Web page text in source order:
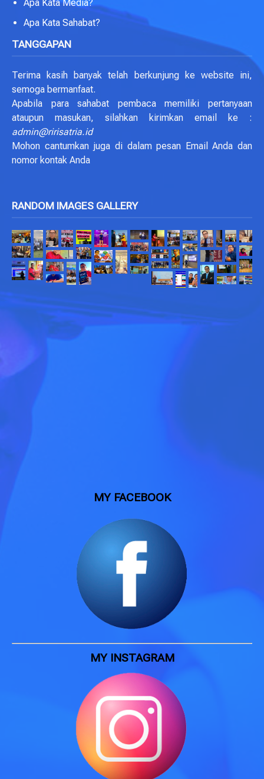
Apa Kata Media?
Apa Kata Sahabat?
TANGGAPAN
Terima kasih banyak telah berkunjung ke website ini,
semoga bermanfaat.
Apabila para sahabat pembaca memiliki pertanyaan
ataupun masukan, silahkan kirimkan email ke :
admin@ririsatria.id
Mohon cantumkan juga di dalam pesan Email Anda dan
nomor kontak Anda
RANDOM IMAGES GALLERY
MY FACEBOOK
MY INSTAGRAM